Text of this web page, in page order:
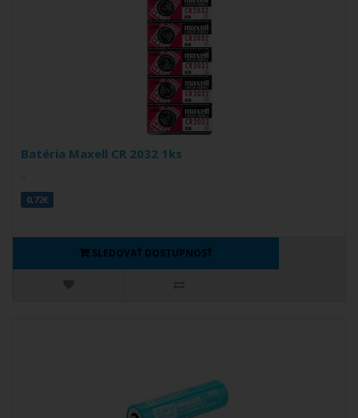
Batéria Maxell CR 2032 1ks
..
0,72€
SLEDOVAŤ DOSTUPNOSŤ